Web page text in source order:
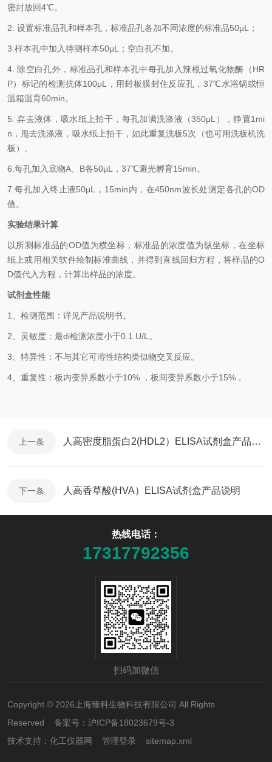
密封放回4℃。
2. 设置标准品孔和样本孔，标准品孔各加不同浓度的标准品50μL ；
3. 样本孔中加 入待测样本50μL ；空白孔不加。
4. 除空白孔外，标准品孔和样本孔中每孔加入辣根过氧化物酶（HR
P）标记的检测抗体100μL ，用封板膜封住反应孔， 37℃水浴锅或恒
温箱温育60min。
5. 弃去液体，吸水纸上拍干，每孔加满洗涤液 （350μL ） ，静置1mi
n ，甩去洗涤液，吸水纸上拍干，如此重复洗板5次（也可用洗板机洗
板）。
6. 每孔加入底物A B各50μL ， 37℃避光孵育15min。
7. 每孔加入终止液50μL ， 15min内，在450nm波长处测定各孔的OD
值。
实验结果计算
以所测标准品的OD值为横坐标， 标准品的浓度值为纵坐标，在坐标
纸上或用相关软件绘制标准曲线 ，并得到直线回归方程 ，将样品的O
D值代入方程，计算出样品的浓度。
试剂盒性能
1、检测范围： 详见产品说明书。
2、 灵敏度：最di检测浓度小于0.1 U/L 。
3、 特异性：不与其它可溶性结构类似物交叉反应。
4、 重复性：板内变异系数小于10% ， 板间变异系数小于1 5% 。
上一条 人高密度脂蛋白2(HDL2）ELISA试剂盒产品说明
下一条 人高香草酸(HVA）ELISA试剂盒产品说明
热线电话：
17317792356
扫码加微信
Copyright © 2026上海臻科生物科技有限公司 All Rights
Reserved 备案号： 沪ICP备18023679号-3
技术支持： 化工仪器网 管理登录 sitemap.xml